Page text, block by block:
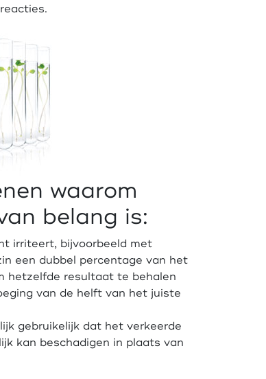
waarom
belang is:
irriteert, bijvoorbeeld met
een dubbel percentage van het
hetzelfde resultaat te behalen
van de helft van het juiste
gebruikelijk dat het verkeerde
kan beschadigen in plaats van